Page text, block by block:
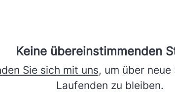
Keine übereinstimmenden
Sie sich mit uns, um über
Laufenden zu bleiben.